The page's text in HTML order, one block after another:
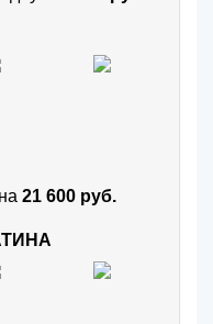
21 600 руб.